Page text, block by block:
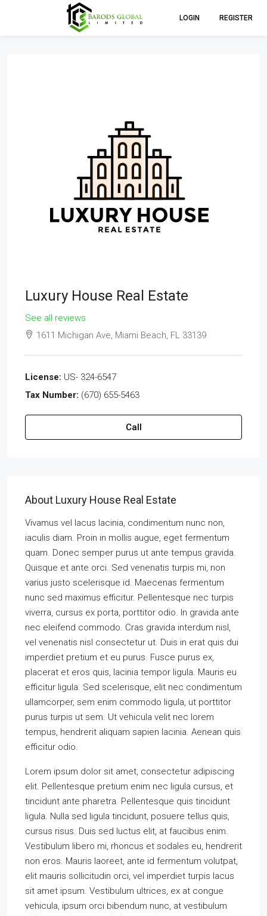
LOGIN REGISTER
Luxury House Real Estate
See all reviews
1611 Michigan Ave, Miami Beach, FL 33139
License: US- 324-6547
Tax Number: (670) 655-5463
Call
About Luxury House Real Estate
Vivamus vel lacus lacinia, condimentum nunc non,
iaculis diam. Proin in mollis augue, eget fermentum
quam. Donec semper purus ut ante tempus gravida.
Quisque et ante orci. Sed venenatis turpis mi, non
varius justo scelerisque id. Maecenas fermentum
nunc sed maximus efficitur. Pellentesque nec turpis
viverra, cursus ex porta, porttitor odio. In gravida ante
nec eleifend commodo. Cras gravida interdum nisl,
vel venenatis nisl consectetur ut. Duis in erat quis dui
imperdiet pretium et eu purus. Fusce purus ex,
placerat et eros quis, lacinia tempor ligula. Mauris eu
efficitur ligula. Sed scelerisque, elit nec condimentum
ullamcorper, sem enim commodo ligula, ut porttitor
purus turpis ut sem. Ut vehicula velit nec lorem
tempus, hendrerit aliquam sapien lacinia. Aenean quis
efficitur odio.
Lorem ipsum dolor sit amet, consectetur adipiscing
elit. Pellentesque pretium enim nec ligula cursus, et
tincidunt ante pharetra. Pellentesque quis tincidunt
ligula. Nulla sed ligula tincidunt, posuere tellus quis,
cursus risus. Duis sed luctus elit, at faucibus enim.
Vestibulum libero mi, rhoncus et sodales eu, hendrerit
non eros. Mauris laoreet, ante id fermentum volutpat,
elit mauris sollicitudin orci, vel imperdiet turpis lacus
sit amet ipsum. Vestibulum ultrices, ex at congue
vehicula, ipsum orci bibendum nunc, at vestibulum